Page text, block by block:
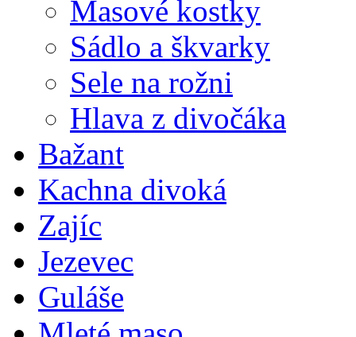
Masové kostky
Sádlo a škvarky
Sele na rožni
Hlava z divočáka
Bažant
Kachna divoká
Zajíc
Jezevec
Guláše